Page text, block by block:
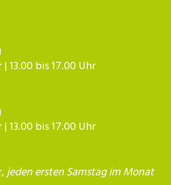
13.00 bis 17.00 Uhr
13.00 bis 17.00 Uhr
jeden ersten Samstag im Monat